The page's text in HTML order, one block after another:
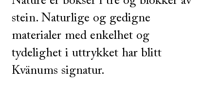
stein. Naturlige og gedigne
materialer med enkelhet og
tydelighet i uttrykket har blitt
Kvänums signatur.